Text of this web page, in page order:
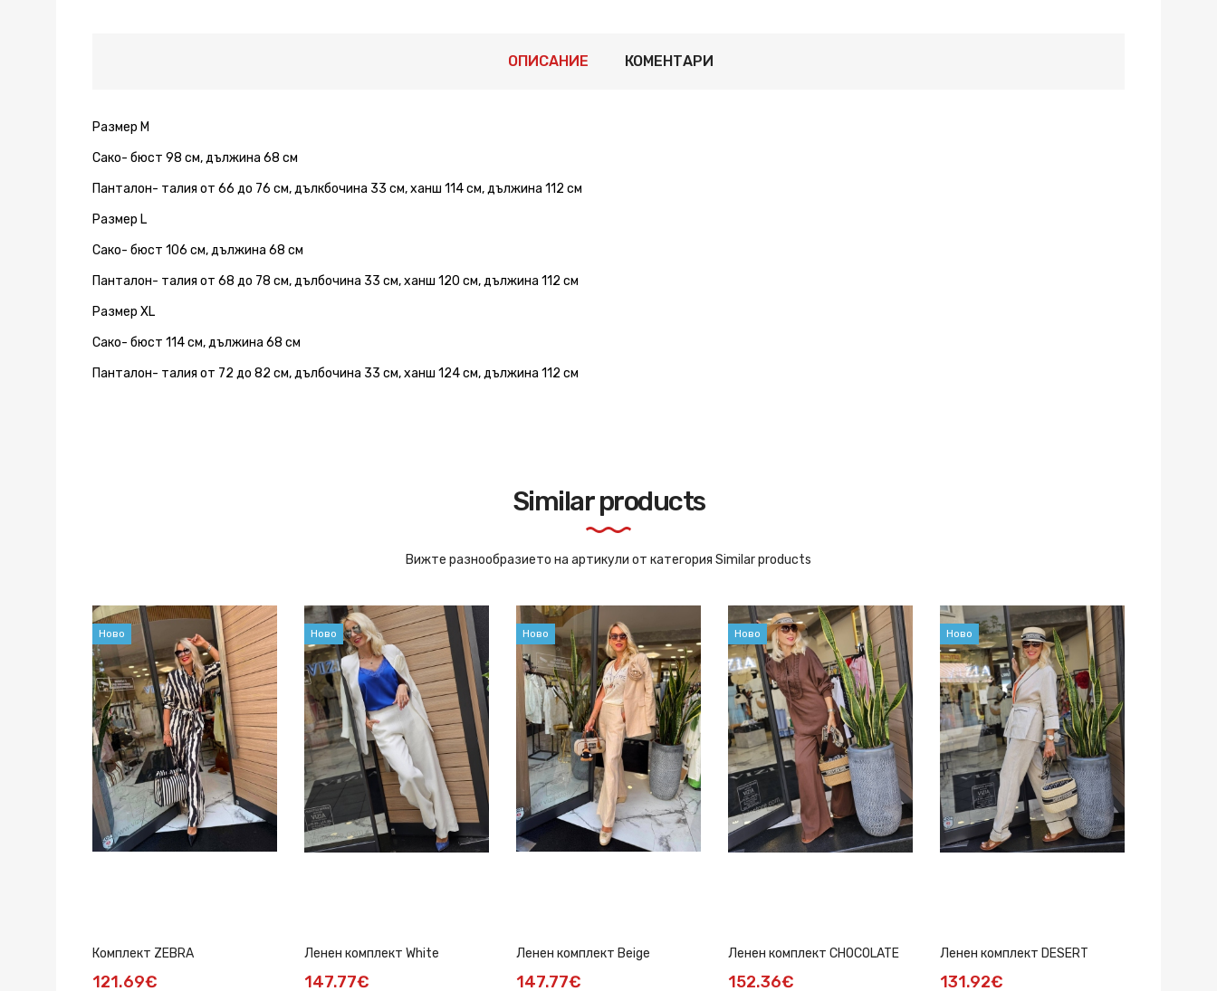
ОПИСАНИЕ КОМЕНТАРИ
Размер M
Сако- бюст 98 см, дължина 68 см
Панталон- талия от 66 до 76 см, дълкбочина 33 см, ханш 114 см, дължина 112 см
Размер L
Сако- бюст 106 см, дължина 68 см
Панталон- талия от 68 до 78 см, дълбочина 33 см, ханш 120 см, дължина 112 см
Размер XL
Сако- бюст 114 см, дължина 68 см
Панталон- талия от 72 до 82 см, дълбочина 33 см, ханш 124 см, дължина 112 см
Similar products
Вижте разнообразието на артикули от категория Similar products
Ново
Комплект ZEBRA
121.69€
Ново
Ленен комплект White
147.77€
Ново
Ленен комплект Beige
147.77€
Ново
Ленен комплект CHOCOLATE
152.36€
Ново
Ленен комплект DESERT
131.92€